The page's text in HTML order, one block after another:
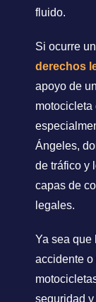
fluido.
Si ocurre
derechos
apoyo de
motocicleta
Ángeles,
de tráfico y
capas de
legales.
Ya sea que
accidente
seguridad